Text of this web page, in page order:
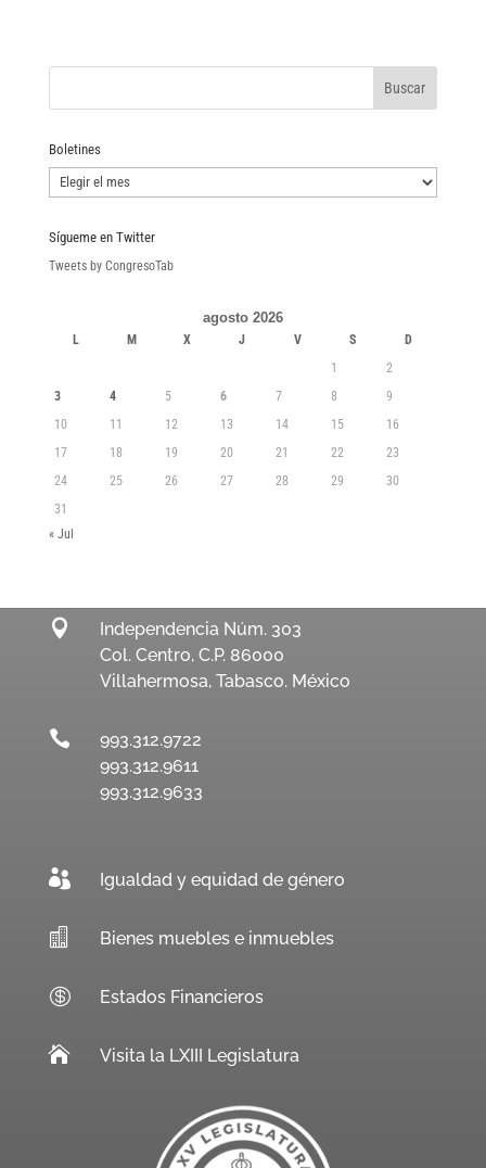
Boletines
Boletines
Sígueme en Twitter
Tweets by CongresoTab
agosto 2026
L M X J V S
D
1
2
3
4 5 6 7 8
9
10
11 12 13 14 15
16
17
18 19 20 21 22
23
24
25 26 27 28 29
30
31
« Jul

Independencia Núm. 303
Col. Centro, C.P. 86000
Villahermosa, Tabasco. México

993.312.9722
993.312.9611
993.312.9633
 Igualdad y equidad de género
 Bienes muebles e inmuebles
 Estados Financieros
 Visita la LXIII Legislatura